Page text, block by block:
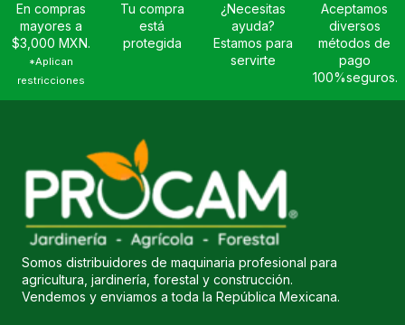
En compras
mayores a
$3,000 MXN.
*Aplican
restricciones
Tu compra
está
protegida
¿Necesitas
ayuda?
Estamos para
servirte
Aceptamos
diversos
métodos de
pago
100%seguros.
Somos distribuidores de maquinaria profesional para
agricultura, jardinería, forestal y construcción.
Vendemos y enviamos a toda la República Mexicana.